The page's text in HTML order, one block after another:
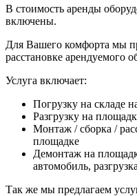
В стоимость аренды
включены.
Для Вашего комфорта мы
расстановке арендуемого
Услуга включает:
Погрузку на складе
Разгрузку на
Монтаж / сборка /
площадке
Демонтаж на
автомобиль,
Так же мы предлагаем